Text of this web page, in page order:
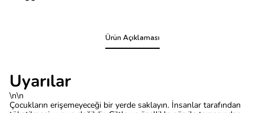
Ürün Açıklaması
Uyarılar
\n\n
Çocukların erişemeyeceği bir yerde saklayın. İnsanlar tarafından